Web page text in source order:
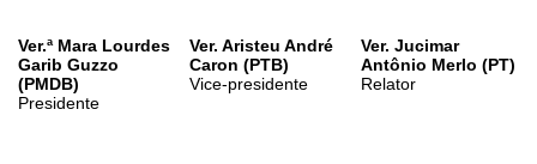
Ver.ª Mara Lourdes
Garib Guzzo
(PMDB)
Presidente
Ver. Aristeu André
Caron (PTB)
Vice-presidente
Ver. Jucimar
Antônio Merlo (PT)
Relator